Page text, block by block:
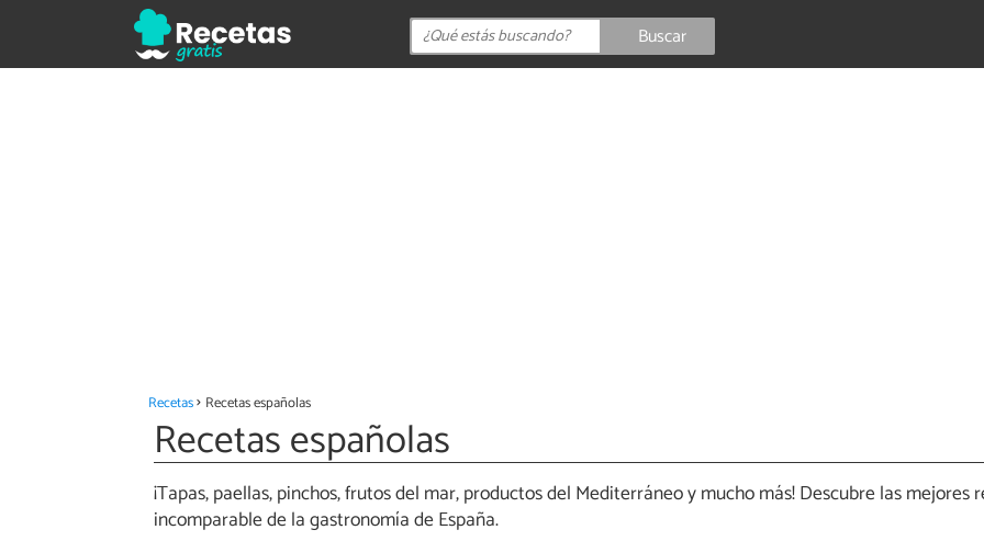
Buscar
Recetas Recetas españolas
Recetas españolas
¡Tapas, paellas, pinchos, frutos del mar, productos del Mediterráneo y mucho más! Descubre las
incomparable de la gastronomía de España.